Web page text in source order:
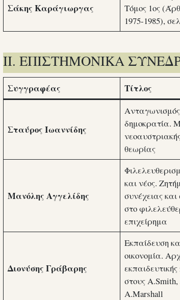
Σάκης Καράγιωργας
Τόμος 1ος
1975-1985),
II. ΕΠΙΣΤΗΜΟΝΙΚΑ
Συγγραφέας Τίτλος
Σταύρος Ιωαννίδης
δημοκρατία.
θεωρίας
Μανόλης Αγγελίδης
και νέος.
συνέχειας
στο
επιχείρημα
Διονύσης Γράβαρης
Εκπαίδευση
οικονομία.
εκπαιδευτικής
στους
Α.Marshall